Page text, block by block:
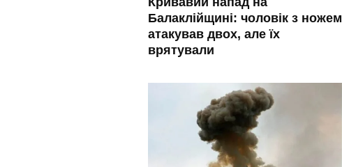
Балаклійщині: чоловік з ножем
атакував двох, але їх
врятували